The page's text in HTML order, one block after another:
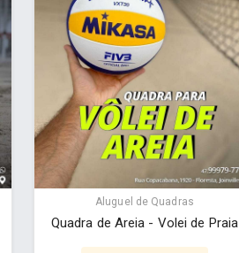
Aluguel de Quadras
Quadra de Areia - Volei de Praia